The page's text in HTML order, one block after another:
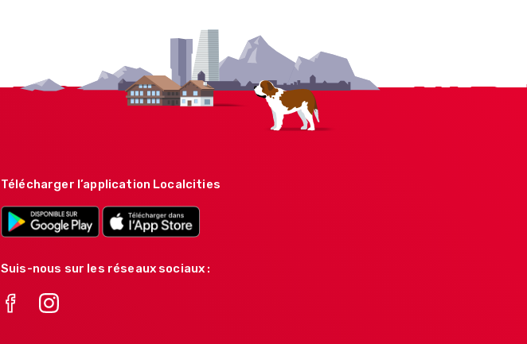
Télécharger l’application Localcities
Suis-nous sur les réseaux sociaux :